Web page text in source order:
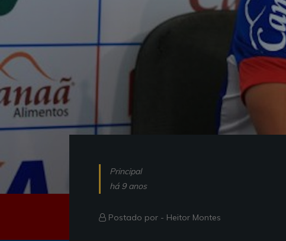
Principal
há 9 anos
Postado por - Heitor Montes